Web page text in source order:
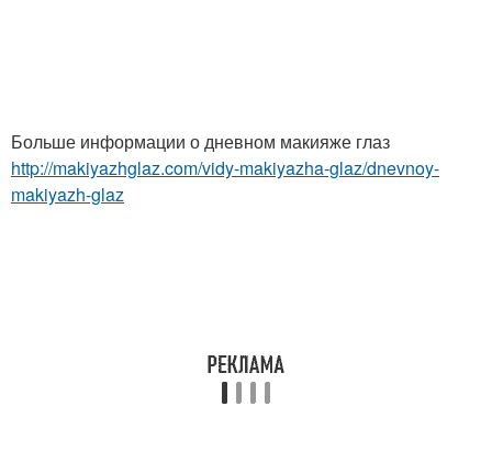
Больше информации о дневном макияже глаз
http://makiyazhglaz.com/vidy-makiyazha-glaz/dnevnoy-
makiyazh-glaz